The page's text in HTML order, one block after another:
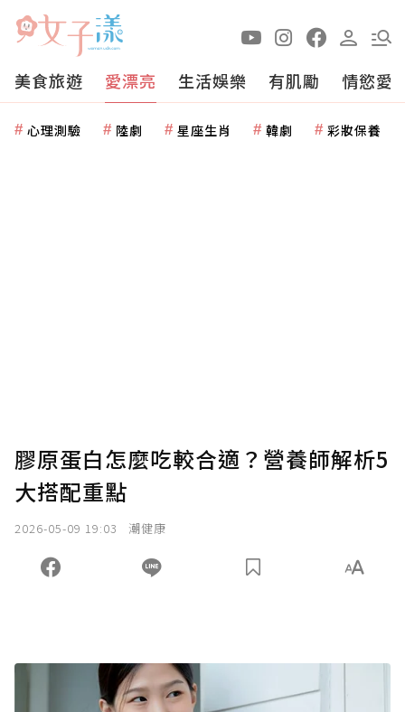
美食旅遊 愛漂亮 生活娛樂 有肌勵 情慾愛
心理測驗 陸劇 星座生肖 韓劇 彩妝保養
膠原蛋白怎麼吃較合適？營養師解析5
大搭配重點
2026-05-09 19:03 潮健康